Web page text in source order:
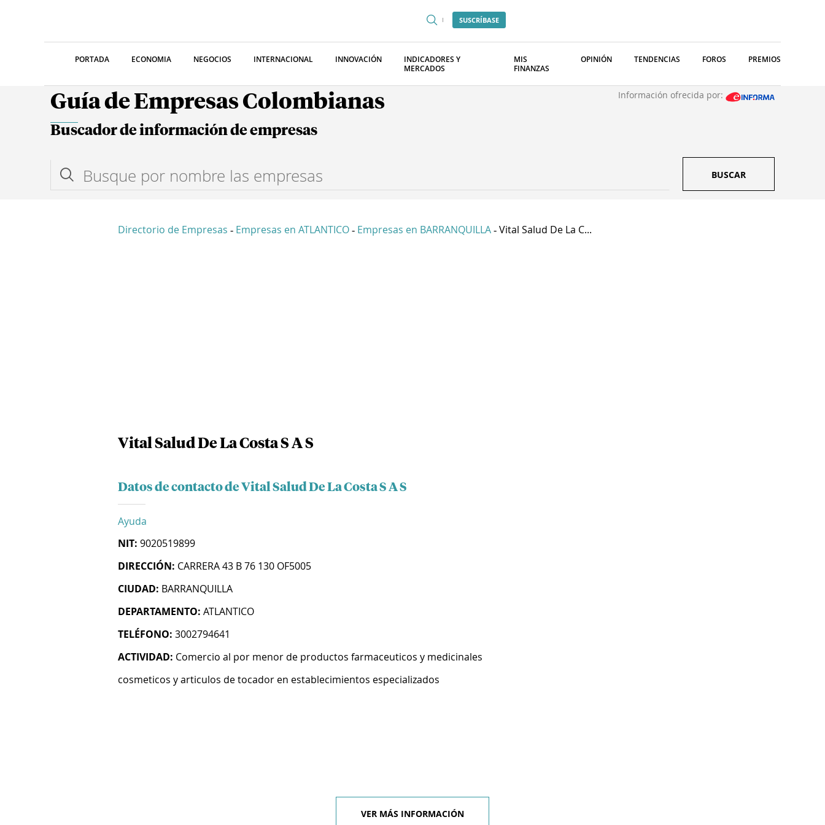
SUSCRÍBASE
PORTADA ECONOMIA NEGOCIOS INTERNACIONAL INNOVACIÓN
INDICADORES Y
MERCADOS
MIS
FINANZAS
OPINIÓN TENDENCIAS FOROS PREMIOS
Guía de Empresas Colombianas Información ofrecida por:
Buscador de información de empresas
BUSCAR
Directorio de Empresas - Empresas en ATLANTICO - Empresas en BARRANQUILLA - Vital Salud De La C...
Vital Salud De La Costa S A S
Datos de contacto de Vital Salud De La Costa S A S
Ayuda
NIT: 9020519899
DIRECCIÓN: CARRERA 43 B 76 130 OF5005
CIUDAD: BARRANQUILLA
DEPARTAMENTO: ATLANTICO
TELÉFONO: 3002794641
ACTIVIDAD: Comercio al por menor de productos farmaceuticos y medicinales
cosmeticos y articulos de tocador en establecimientos especializados
VER MÁS INFORMACIÓN